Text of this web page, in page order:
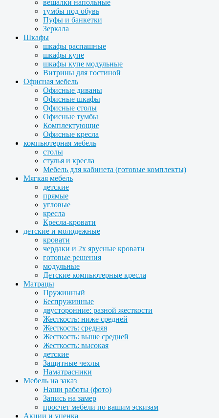
вешалки напольные
тумбы под обувь
Пуфы и банкетки
Зеркала
Шкафы
шкафы распашные
шкафы купе
шкафы купе модульные
Витрины для гостиной
Офисная мебель
Офисные диваны
Офисные шкафы
Офисные столы
Офисные тумбы
Комплектующие
Офисные кресла
компьютерная мебель
столы
стулья и кресла
Мебель для кабинета (готовые комплекты)
Мягкая мебель
детские
прямые
угловые
кресла
Кресла-кровати
детские и молодежные
кровати
чердаки и 2х ярусные кровати
готовые решения
модульные
Детские компьютерные кресла
Матрацы
Пружинный
Беспружинные
двусторонние: разной жесткости
Жесткость: ниже средней
Жесткость: средняя
Жесткость: выше средней
Жесткость: высокая
детские
Защитные чехлы
Наматрасники
Мебель на заказ
Наши работы (фото)
Запись на замер
просчет мебели по вашим эскизам
Акции и уценка